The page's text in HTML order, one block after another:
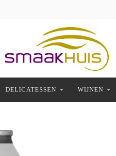
DELICATESSEN WIJNEN